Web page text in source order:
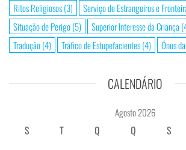
Ritos Religiosos(3) Serviço de Estrangeiros e
Situação de Perigo(5) Superior Interesse da Criança
Tradução(4) Tráfico de Estupefacientes(4) Ónus
CALENDÁRIO
Agosto 2026
S
T Q Q S